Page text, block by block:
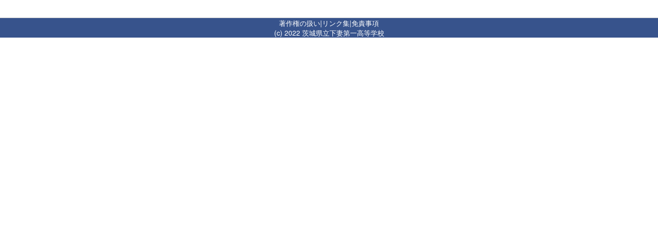
著作権の扱い| リンク集|免責事項
(c) 2022 茨城県立下妻第一高等学校